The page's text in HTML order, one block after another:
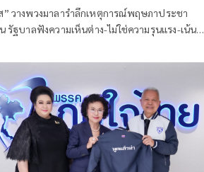
” วางพวงมาลารำลึกเหตุการณ์พฤษภาประชา
รัฐบาลฟังความเห็นต่าง-ไม่ใช่ความรุนแรง-เน้น